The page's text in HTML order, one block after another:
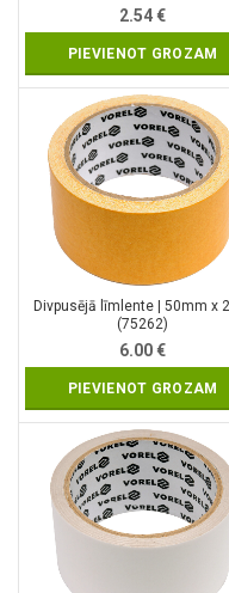
2.54€
PIEVIENOT GROZAM
Divpusējā līmlente | 50mm x
(75262)
6.00€
PIEVIENOT GROZAM